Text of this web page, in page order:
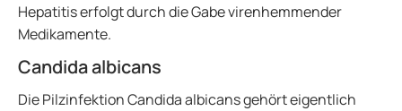
Hepatitis erfolgt durch die Gabe virenhemmender
Medikamente.
Candida albicans
Die Pilzinfektion Candida albicans gehört eigentlich